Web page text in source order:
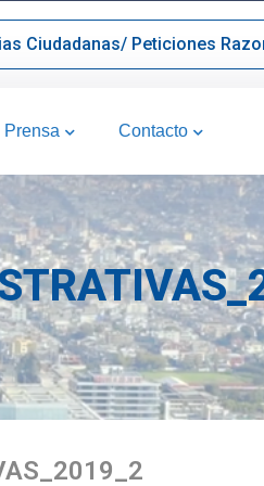
Ciudadanas/ Peticiones
Prensa Contacto